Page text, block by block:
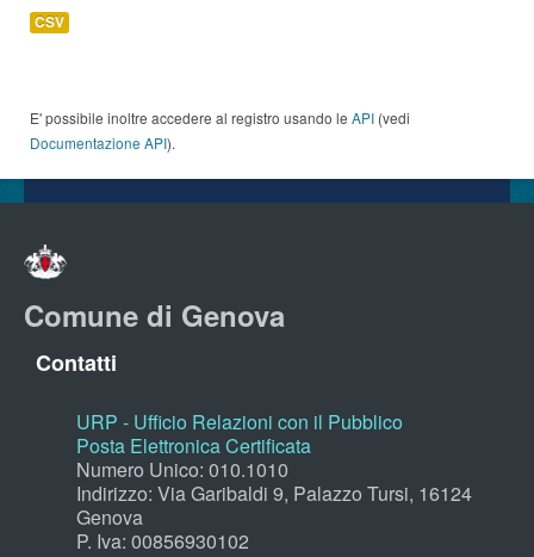
CSV
E' possibile inoltre accedere al registro usando le API (vedi
Documentazione API).
Comune di Genova
Contatti
URP - Ufficio Relazioni con il Pubblico
Posta Elettronica Certificata
Numero Unico: 010.1010
Indirizzo: Via Garibaldi 9, Palazzo Tursi, 16124
Genova
P. Iva: 00856930102